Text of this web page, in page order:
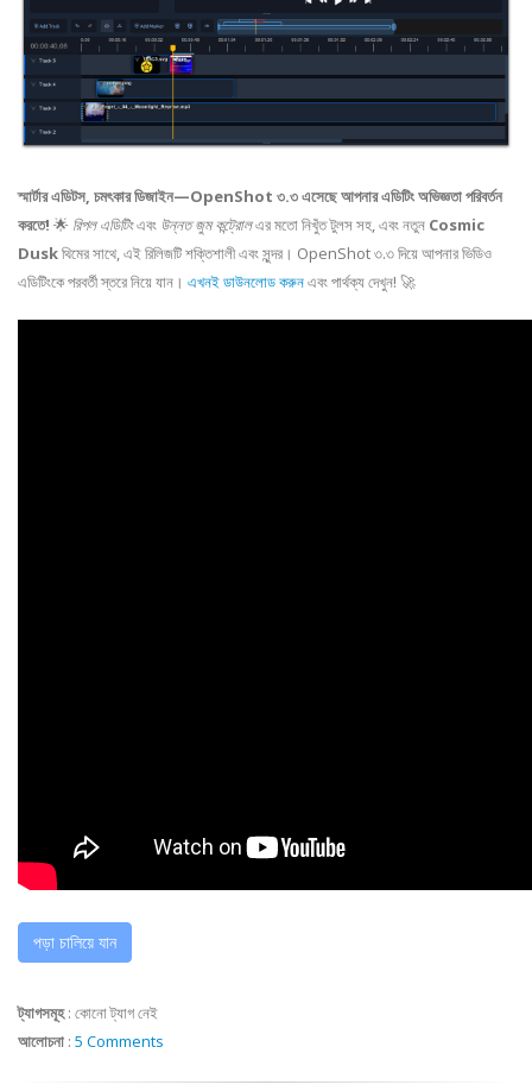
স্মার্টার এডিটস, চমৎকার ডিজাইন—OpenShot ৩.৩ এসেছে আপনার এডিটিং অভিজ্ঞতা পরিবর্তন
করতে! 🌟 রিপল এডিটিংএবং উন্নত জুম কন্ট্রোলএর মতো নিখুঁত টুলস সহ, এবং নতুন Cosmic
Duskথিমের সাথে, এই রিলিজটি শক্তিশালী এবং সুন্দর। OpenShot ৩.৩ দিয়ে আপনার ভিডিও
এডিটিংকে পরবর্তী স্তরে নিয়ে যান। এখনই ডাউনলোড করুনএবং পার্থক্য দেখুন! 🚀
পড়া চালিয়ে যান
ট্যাগসমূহ: কোনো ট্যাগ নেই
আলোচনা : 5 Comments